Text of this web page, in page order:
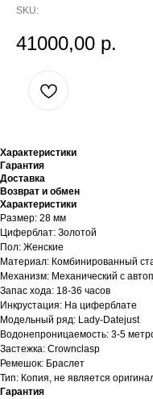
SKU:
41000,00 р.
Характеристики
Гарантия
Доставка
Возврат и обмен
Характеристики
Размер: 28 мм
Циферблат: Золотой
Пол: Женские
Материал: Комбинированный
Механизм: Механический с
Запас хода: 18-36 часов
Инкрустация: На циферблате
Модельный ряд: Lady-Datejust
Водонепроницаемость: 3-5
Застежка: Crownclasp
Ремешок: Браслет
Тип: Копия, не является
Гарантия